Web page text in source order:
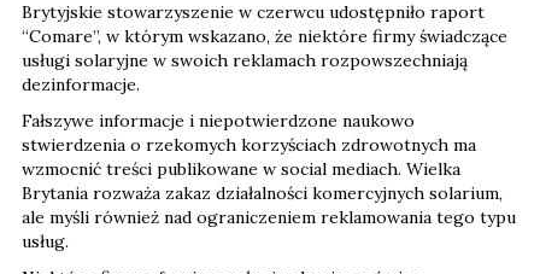
Brytyjskie stowarzyszenie w czerwcu udostępniło raport
“Comare”, w którym wskazano, że niektóre firmy świadczące
usługi solaryjne w swoich reklamach rozpowszechniają
dezinformacje.
Fałszywe informacje i niepotwierdzone naukowo
stwierdzenia o rzekomych korzyściach zdrowotnych ma
wzmocnić treści publikowane w social mediach. Wielka
Brytania rozważa zakaz działalności komercyjnych solarium,
ale myśli również nad ograniczeniem reklamowania tego typu
usług.